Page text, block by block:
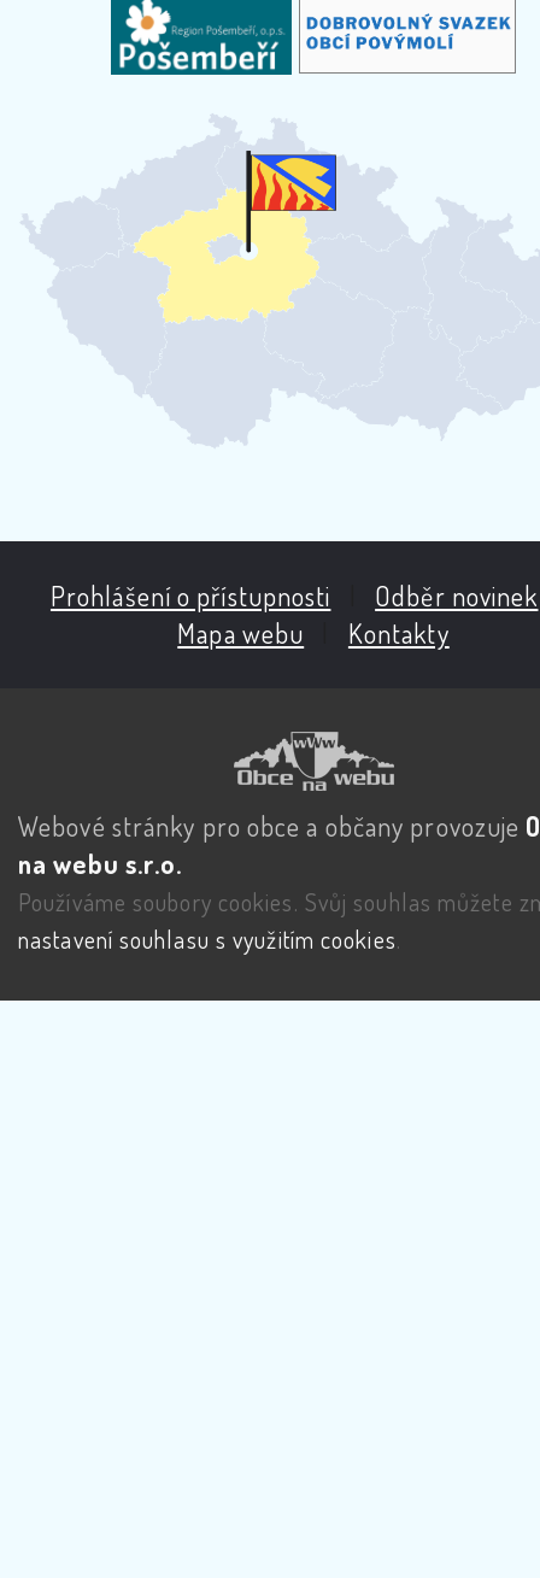
Prohlášení o přístupnosti Odběr novinek
Mapa webu
Kontakty
Webové stránky pro obce a občany provozuje
na webu s.r.o.
Používáme soubory cookies. Svůj souhlas můžete
nastavení souhlasu s využitím cookies.